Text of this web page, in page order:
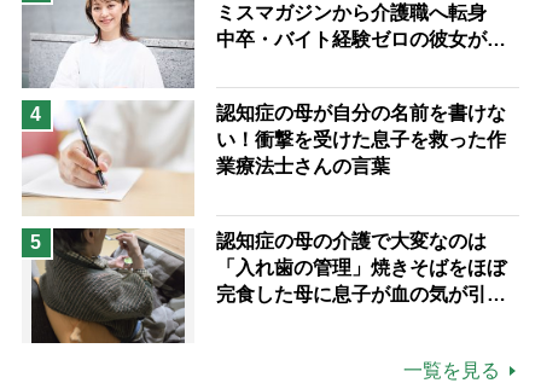
ミスマガジンから介護職へ転身
中卒・バイト経験ゼロの彼女が見
ながら自分らしくいられる」
4
認知症の母が自分の名前を書けな
い！衝撃を受けた息子を救った作
業療法士さんの言葉
5
認知症の母の介護で大変なのは
「入れ歯の管理」焼きそばをほぼ
完食した母に息子が血の気が引い
一覧を見る